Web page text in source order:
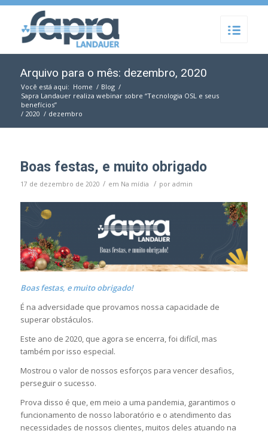
Arquivo para o mês: dezembro, 2020
Você está aqui: Home / Blog /
Sapra Landauer realiza webinar sobre “Tecnologia OSL e seus
benefícios”
/ 2020 / dezembro
Boas festas, e muito obrigado
17 de dezembro de 2020 / em Na mídia / por admin
Boas festas, e muito obrigado!
É na adversidade que provamos nossa capacidade de
superar obstáculos.
Este ano de 2020, que agora se encerra, foi difícil, mas
também por isso especial.
Mostrou o valor de nossos esforços para vencer desafios,
perseguir o sucesso.
Prova disso é que, em meio a uma pandemia, garantimos o
funcionamento de nosso laboratório e o atendimento das
necessidades de nossos clientes, muitos deles atuando na